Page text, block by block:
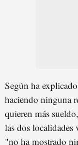
Según ha
haciendo ninguna
quieren más
las dos localidades
"no ha mostrado